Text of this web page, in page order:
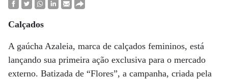
Calçados
A gaúcha Azaleia, marca de calçados femininos, está
lançando sua primeira ação exclusiva para o mercado
externo. Batizada de “Flores”, a campanha, criada pela